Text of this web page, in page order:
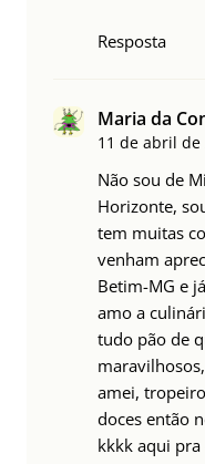
Resposta
Maria da
11 de abril de
Não sou de
Horizonte,
tem muitas
venham
Betim-MG e
amo a
tudo pão de
amei,
doces então
kkkk aqui pra